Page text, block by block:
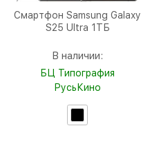
Смартфон Samsung Galaxy
S25 Ultra 1ТБ
В наличии:
БЦ Типография
РусьКино